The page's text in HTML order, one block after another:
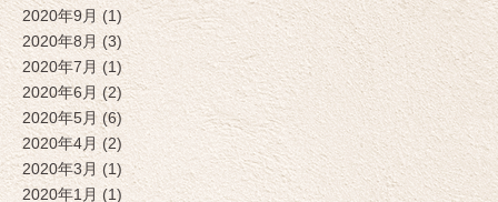
2020年9月 (1)
2020年8月 (3)
2020年7月 (1)
2020年6月 (2)
2020年5月 (6)
2020年4月 (2)
2020年3月 (1)
2020年1月 (1)